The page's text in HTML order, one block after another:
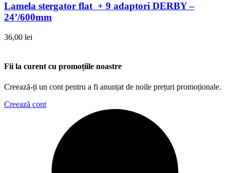
Lamela stergator flat + 9 adaptori DERBY –
24’/600mm
36,00 lei
Fii la curent cu promoțiile noastre
Creează-ți un cont pentru a fi anunțat de noile prețuri promoționale.
Creează cont